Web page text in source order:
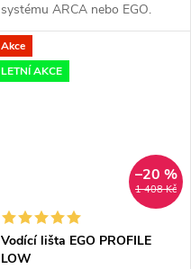
systému ARCA nebo EGO.
Akce
LETNÍ AKCE
1 408 Kč
–20 %
Vodící lišta EGO PROFILE
LOW